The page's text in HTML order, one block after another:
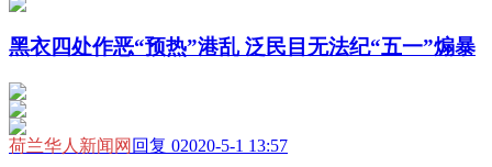
黑衣四处作恶“预热”港乱 泛民目无法纪“五一”煽暴
荷兰华人新闻网 回复 02020-5-1 13:57